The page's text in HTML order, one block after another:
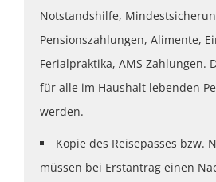
Notstandshilfe,
Pensionszahlungen, Alimente,
Ferialpraktika, AMS Zahlungen.
für alle im Haushalt lebenden
werden.
Kopie des Reisepasses bzw.
müssen bei Erstantrag einen